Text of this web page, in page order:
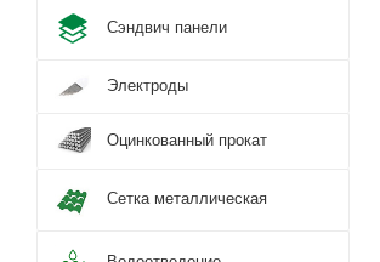
Сэндвич панели
Электроды
Оцинкованный прокат
Сетка металлическая